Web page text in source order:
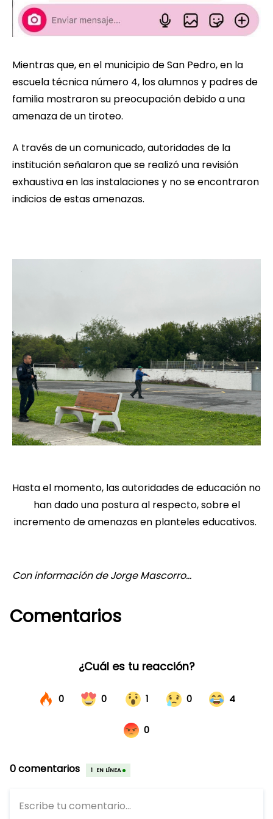
Mientras que, en el municipio de San Pedro, en la
escuela técnica número 4, los alumnos y padres de
familia mostraron su preocupación debido a una
amenaza de un tiroteo.
A través de un comunicado, autoridades de la
institución señalaron que se realizó una revisión
exhaustiva en las instalaciones y no se encontraron
indicios de estas amenazas.
Hasta el momento, las autoridades de educación no
han dado una postura al respecto, sobre el
incremento de amenazas en planteles educativos.
Con información de Jorge Mascorro...
Comentarios